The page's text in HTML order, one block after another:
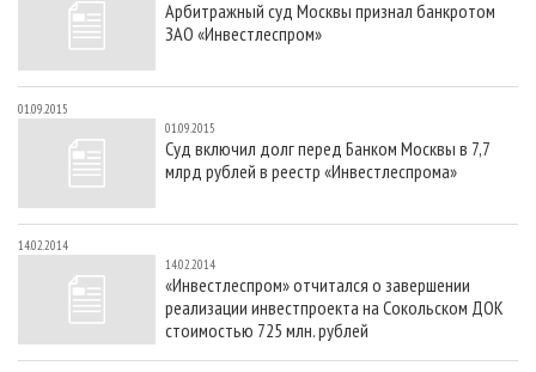
СУШКА ДРЕВЕСИНЫ
ПРОИЗВОДСТВО ДРЕВЕСНЫХ ПЛИТ
ДЕРЕВЯННОЕ ДОМОСТРОЕНИЕ
ПРОИЗВОДСТВО МЕБЕЛИ
БИОЭНЕРГЕТИКА
ЦБП
ИНСТРУМЕНТ И МАТЕРИАЛЫ
ПЕРСОНЫ
МОБИЛЬНЫЕ ВЫСТАВКИ
ПРИОРИТЕТНЫЕ ИНВЕСТПРОЕКТЫ
RUSSIAN FORESTRY REVIEW
ГАЗЕТА ЛЕСПРОМФОРУМ
БИБЛИОТЕКА СПЕЦИАЛИСТА
КОНТАКТЫ
РЕКЛАМА
Арбитражный суд Москвы признал банкротом
ЗАО «Инвестлеспром»
01.09.2015
01.09.2015
Суд включил долг перед Банком Москвы в 7,7
млрд рублей в реестр «Инвестлеспрома»
14.02.2014
14.02.2014
«Инвестлеспром» отчитался о завершении
реализации инвестпроекта на Сокольском ДОК
стоимостью 725 млн. рублей